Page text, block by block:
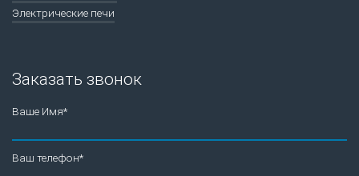
Электрические печи
Заказать звонок
Ваше Имя*
Ваш телефон*